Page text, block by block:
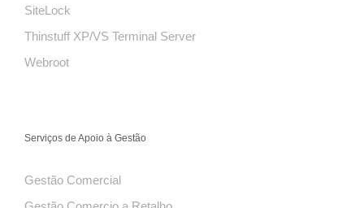
SiteLock
Thinstuff XP/VS Terminal Server
Webroot
Serviços de Apoio à Gestão
Gestão Comercial